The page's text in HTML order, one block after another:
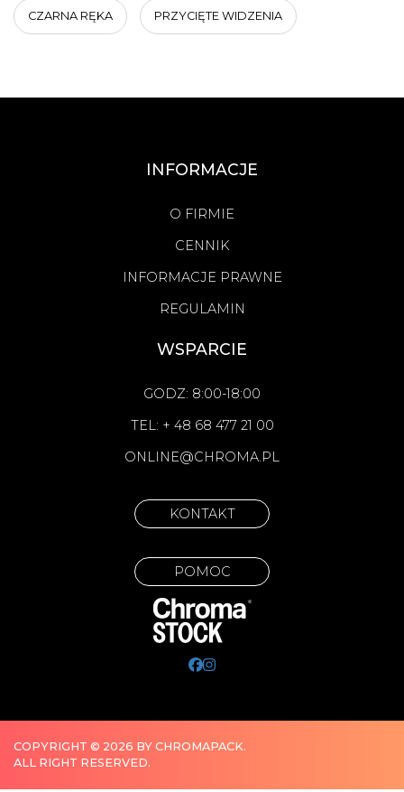
CZARNA RĘKA PRZYCIĘTE WIDZENIA
INFORMACJE
O FIRMIE
CENNIK
INFORMACJE PRAWNE
REGULAMIN
WSPARCIE
GODZ: 8:00-18:00
TEL: + 48 68 477 21 00
ONLINE@CHROMA.PL
KONTAKT
POMOC
COPYRIGHT © 2026 BY CHROMAPACK.
ALL RIGHT RESERVED.